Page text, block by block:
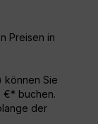
Preisen in
können Sie
€* buchen.
der